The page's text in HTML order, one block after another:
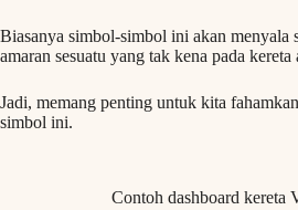
Biasanya simbol-simbol ini akan menyala
amaran sesuatu yang tak kena pada kereta
Jadi, memang penting untuk kita
simbol ini.
Contoh dashboard kereta